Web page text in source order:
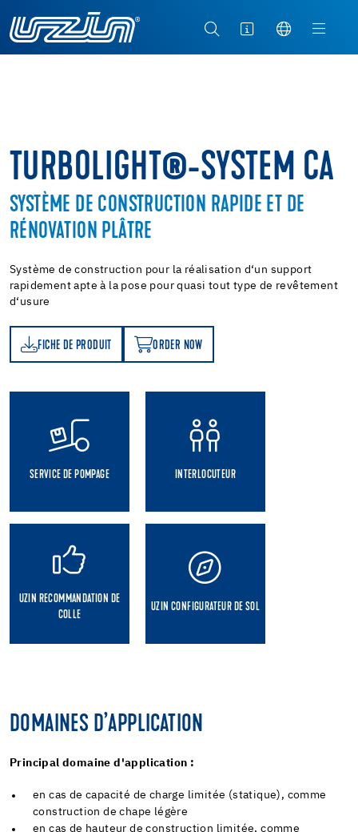
TURBOLIGHT®-SYSTEM CA
SYSTÈME DE CONSTRUCTION RAPIDE ET DE
RÉNOVATION PLÂTRE
Système de construction pour la réalisation d‘un support
rapidement apte à la pose pour quasi tout type de revêtement
d‘usure
FICHE DE PRODUIT ORDER NOW
ORDER NOW
SERVICE DE POMPAGE INTERLOCUTEUR
UZIN RECOMMANDATION DE
COLLE
UZIN CONFIGURATEUR DE SOL
DOMAINES D’APPLICATION
Principal domaine d'application :
en cas de capacité de charge limitée (statique), comme
construction de chape légère
en cas de hauteur de construction limitée, comme